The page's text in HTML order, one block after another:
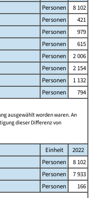
Personen
8 102
Personen
421
Personen
979
Personen
615
Personen
2 006
Personen
2 154
Personen
1 132
Personen
794
ausgewählt worden waren. An
dieser Differenz von
Einheit
2022
Personen
8 102
Personen
7 933
Personen
166